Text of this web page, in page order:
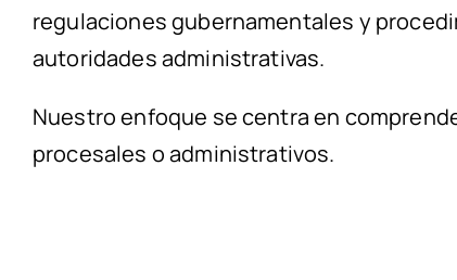
regulaciones gubernamentales y
autoridades administrativas.
Nuestro enfoque se centra en
procesales o administrativos.